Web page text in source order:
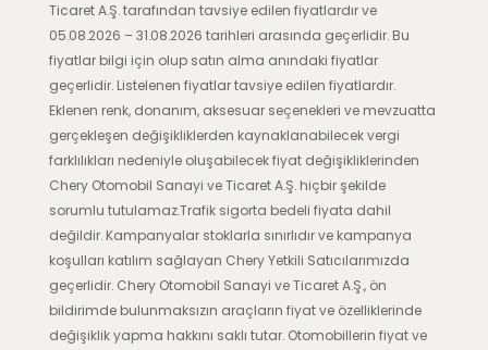
Ticaret A.Ş. tarafından tavsiye edilen fiyatlardır ve
05.08.2026 – 31.08.2026 tarihleri arasında geçerlidir. Bu
fiyatlar bilgi için olup satın alma anındaki fiyatlar
geçerlidir. Listelenen fiyatlar tavsiye edilen fiyatlardır.
Eklenen renk, donanım, aksesuar seçenekleri ve mevzuatta
gerçekleşen değişikliklerden kaynaklanabilecek vergi
farklılıkları nedeniyle oluşabilecek fiyat değişikliklerinden
Chery Otomobil Sanayi ve Ticaret A.Ş. hiçbir şekilde
sorumlu tutulamaz.Trafik sigorta bedeli fiyata dahil
değildir. Kampanyalar stoklarla sınırlıdır ve kampanya
koşulları katılım sağlayan Chery Yetkili Satıcılarımızda
geçerlidir. Chery Otomobil Sanayi ve Ticaret A.Ş., ön
bildirimde bulunmaksızın araçların fiyat ve özelliklerinde
değişiklik yapma hakkını saklı tutar. Otomobillerin fiyat ve